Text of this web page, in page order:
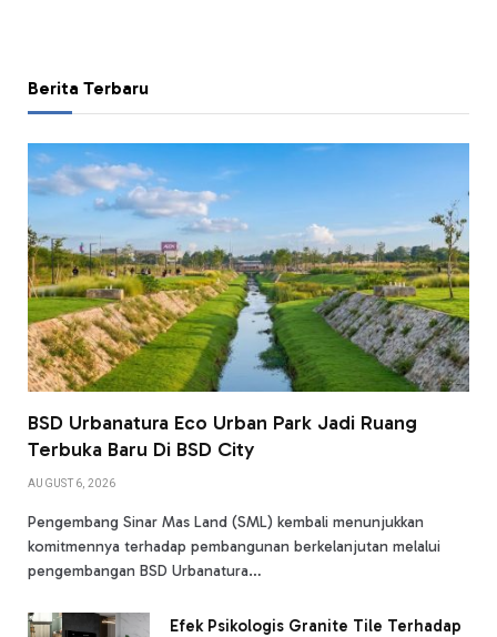
Berita Terbaru
BSD Urbanatura Eco Urban Park Jadi Ruang
Terbuka Baru Di BSD City
AUGUST 6, 2026
Pengembang Sinar Mas Land (SML) kembali menunjukkan
komitmennya terhadap pembangunan berkelanjutan melalui
pengembangan BSD Urbanatura…
Efek Psikologis Granite Tile Terhadap